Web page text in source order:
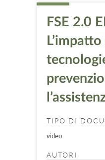
FSE 2.0
TIPO DI
video
AUTORI